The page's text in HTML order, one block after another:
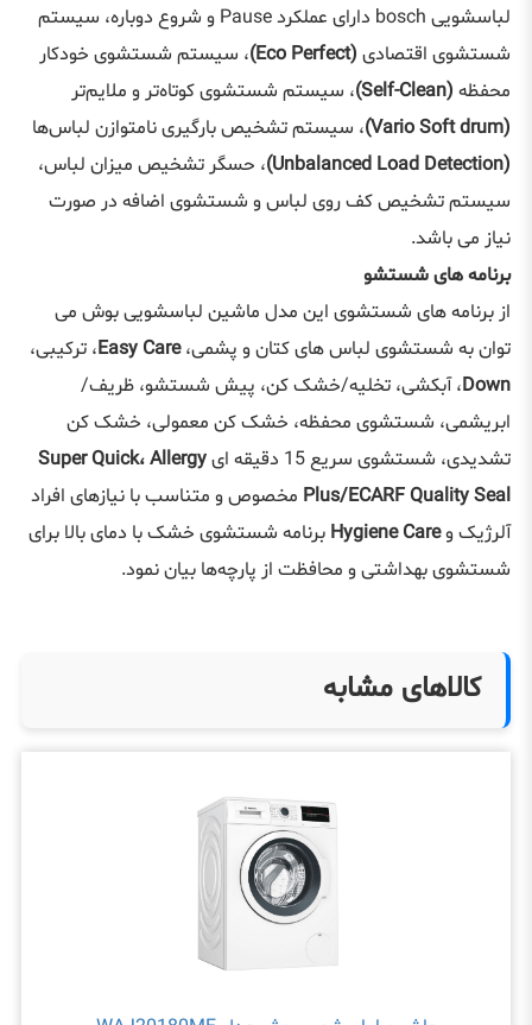
لباسشویی bosch دارای عملکرد Pause و شروع دوباره، سیستم
شستشوی اقتصادی (Eco Perfect)
، سیستم شستشوی خودکار
محفظه (Self-Clean)
، سیستم شستشوی کوتاه‌تر و ملایم‌تر
(Vario Soft drum)
، سیستم تشخیص بارگیری نامتوازن لباس‌ها
(Unbalanced Load Detection)
، حسگر تشخیص میزان لباس،
سیستم تشخیص کف روی لباس و شستشوی اضافه در صورت
نیاز می باشد.
برنامه های شستشو
از برنامه های شستشوی این مدل ماشین لباسشویی بوش می
توان به شستشوی لباس های کتان و پشمی،Easy Care
، ترکیبی،
Down، آبکشی، تخلیه/خشک کن، پیش شستشو، ظریف/
ابریشمی، شستشوی محفظه، خشک کن معمولی، خشک کن
تشدیدی، شستشوی سریع 15 دقیقه ای
Super Quick، Allergy
Plus/ECARF Quality Seal مخصوص و متناسب با نیازهای افراد
آلرژیک وHygiene Care برنامه شستشوی خشک با دمای بالا برای
شستشوی بهداشتی و محافظت از پارچه‌ها بیان نمود.
کالاهای مشابه